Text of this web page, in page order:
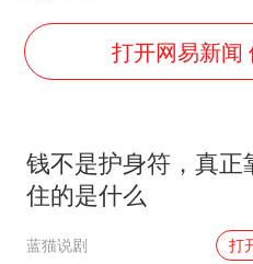
“中
打开网易新闻
钱不是护身符，真正
住的是什么
蓝猫说剧 打